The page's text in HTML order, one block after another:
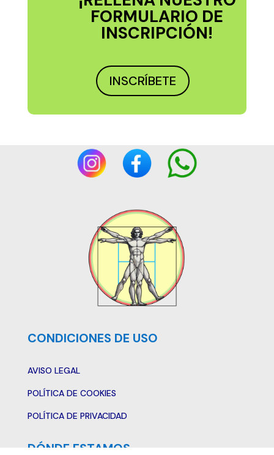
FORMULARIO DE
INSCRIPCIÓN!
INSCRÍBETE
CONDICIONES DE USO
AVISO LEGAL
POLÍTICA DE COOKIES
POLÍTICA DE PRIVACIDAD
DÓNDE ESTAMOS